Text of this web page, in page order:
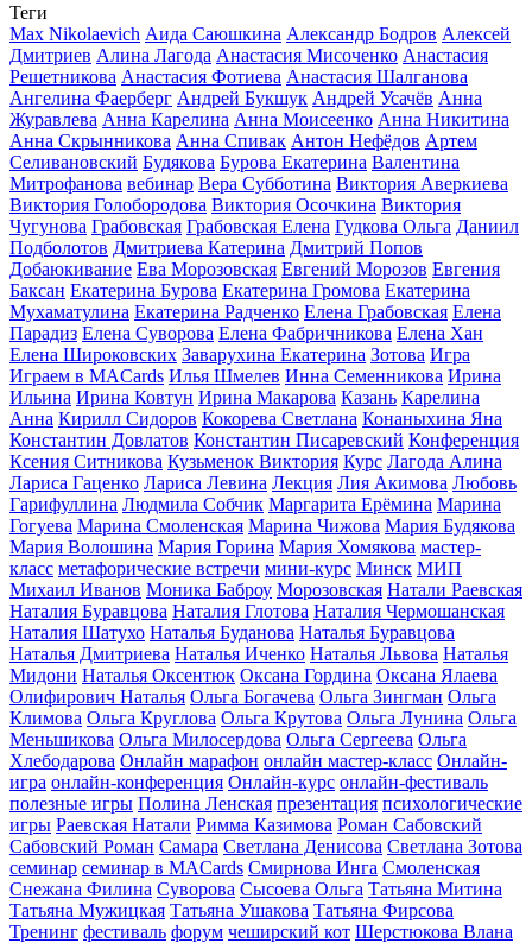
Теги
Max Nikolaevich Аида Саюшкина Александр Бодров Алексей
Дмитриев Алина Лагода Анастасия Мисоченко Анастасия
Решетникова Анастасия Фотиева Анастасия Шалганова
Ангелина Фаерберг Андрей Букшук Андрей Усачёв Анна
Журавлева Анна Карелина Анна Моисеенко Анна Никитина
Анна Скрынникова Анна Спивак Антон Нефёдов Артем
Селивановский Будякова Бурова Екатерина Валентина
Митрофанова вебинар Вера Субботина Виктория Аверкиева
Виктория Голобородова Виктория Осочкина Виктория
Чугунова Грабовская Грабовская Елена Гудкова Ольга Даниил
Подболотов Дмитриева Катерина Дмитрий Попов
Добаюкивание Ева Морозовская Евгений Морозов Евгения
Баксан Екатерина Бурова Екатерина Громова Екатерина
Мухаматулина Екатерина Радченко Елена Грабовская Елена
Парадиз Елена Суворова Елена Фабричникова Елена Хан
Елена Широковских Заварухина Екатерина Зотова Игра
Играем в MACards Илья Шмелев Инна Семенникова Ирина
Ильина Ирина Ковтун Ирина Макарова Казань Карелина
Анна Кирилл Сидоров Кокорева Светлана Конаныхина Яна
Константин Довлатов Константин Писаревский Конференция
Ксения Ситникова Кузьменок Виктория Курс Лагода Алина
Лариса Гаценко Лариса Левина Лекция Лия Акимова Любовь
Гарифуллина Людмила Собчик Маргарита Ерёмина Марина
Гогуева Марина Смоленская Марина Чижова Мария Будякова
Мария Волошина Мария Горина Мария Хомякова мастер-
класс метафорические встречи мини-курс Минск МИП
Михаил Иванов Моника Баброу Морозовская Натали Раевская
Наталия Буравцова Наталия Глотова Наталия Чермошанская
Наталия Шатухо Наталья Буданова Наталья Буравцова
Наталья Дмитриева Наталья Иченко Наталья Львова Наталья
Мидони Наталья Оксентюк Оксана Гордина Оксана Ялаева
Олифирович Наталья Ольга Богачева Ольга Зингман Ольга
Климова Ольга Круглова Ольга Крутова Ольга Лунина Ольга
Меньшикова Ольга Милосердова Ольга Сергеева Ольга
Хлебодарова Онлайн марафон онлайн мастер-класс Онлайн-
игра онлайн-конференция Онлайн-курс онлайн-фестиваль
полезные игры Полина Ленская презентация психологические
игры Раевская Натали Римма Казимова Роман Сабовский
Сабовский Роман Самара Светлана Денисова Светлана Зотова
семинар семинар в MACards Смирнова Инга Смоленская
Снежана Филина Суворова Сысоева Ольга Татьяна Митина
Татьяна Мужицкая Татьяна Ушакова Татьяна Фирсова
Тренинг фестиваль форум чеширский кот Шерстюкова Влана